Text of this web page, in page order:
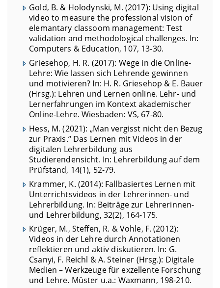
Gold, B. & Holodynski, M. (2017): Using digital
video to measure the professional vision of
elemantary classoom management: Test
validation and methodological challenges. In:
Computers & Education, 107, 13-30.
Griesehop, H. R. (2017): Wege in die Online-
Lehre: Wie lassen sich Lehrende gewinnen
und motivieren? In: H. R. Griesehop & E. Bauer
(Hrsg.): Lehren und Lernen online. Lehr- und
Lernerfahrungen im Kontext akademischer
Online-Lehre. Wiesbaden: VS, 67-80.
Hess, M. (2021): „Man vergisst nicht den Bezug
zur Praxis.“ Das Lernen mit Videos in der
digitalen Lehrerbildung aus
Studierendensicht. In: Lehrerbildung auf dem
Prüfstand, 14(1), 52-79.
Krammer, K. (2014): Fallbasiertes Lernen mit
Unterrichtsvideos in der Lehrerinnen- und
Lehrerbildung. In: Beiträge zur Lehrerinnen-
und Lehrerbildung, 32(2), 164-175.
Krüger, M., Steffen, R. & Vohle, F. (2012):
Videos in der Lehre durch Annotationen
reflektieren und aktiv diskutieren. In: G.
Csanyi, F. Reichl & A. Steiner (Hrsg.): Digitale
Medien – Werkzeuge für exzellente Forschung
und Lehre. Müster u.a.: Waxmann, 198-210.